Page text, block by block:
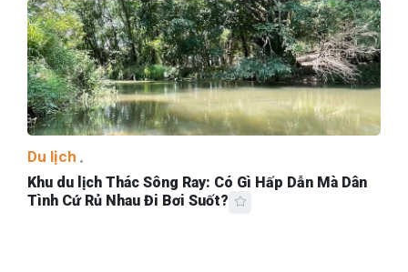
Du lịch
Khu du lịch Thác Sông Ray: Có Gì Hấp Dẫn Mà Dân
Tình Cứ Rủ Nhau Đi Bơi Suốt?